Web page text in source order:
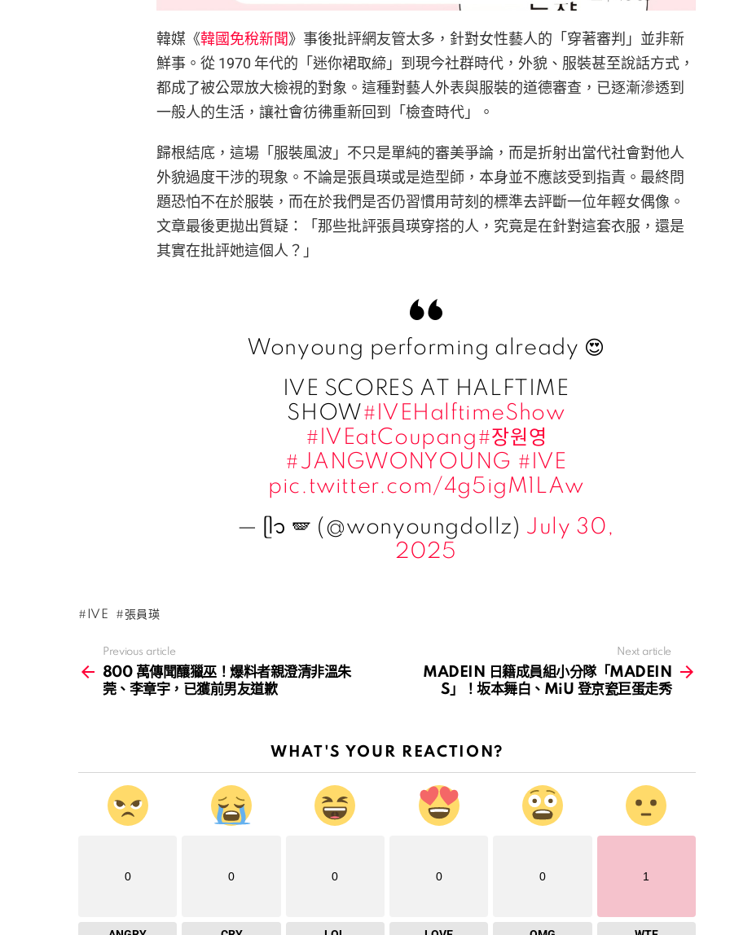
韓媒《韓國免稅新聞》事後批評網友管太多，針對女性藝人的「穿著審判」並非新
鮮事。從 1970 年代的「迷你裙取締」到現今社群時代，外貌、服裝甚至說話方式，
都成了被公眾放大檢視的對象。這種對藝人外表與服裝的道德審查，已逐漸滲透到
一般人的生活，讓社會彷彿重新回到「檢查時代」。
歸根結底，這場「服裝風波」不只是單純的審美爭論，而是折射出當代社會對他人
外貌過度干涉的現象。不論是張員瑛或是造型師，本身並不應該受到指責。最終問
題恐怕不在於服裝，而在於我們是否仍習慣用苛刻的標準去評斷一位年輕女偶像。
文章最後更拋出質疑：「那些批評張員瑛穿搭的人，究竟是在針對這套衣服，還是
其實在批評她這個人？」
Wonyoung performing already 😍
IVE SCORES AT HALFTIME
SHOW#IVEHalftimeShow
#IVEatCoupang#장원영
#JANGWONYOUNG #IVE
pic.twitter.com/4g5igM1LAw
— ᥫ᭡ 🪽 (@wonyoungdollz) July 30,
2025
IVE 張員瑛
more
Previous article
800 萬傳聞釀獵巫！爆料者親澄清非溫朱
莞、李章宇，已獲前男友道歉
Next article
MADEIN 日籍成員組小分隊「MADEIN
S」！坂本舞白、MiU 登京瓷巨蛋走秀
WHAT'S YOUR REACTION?
0 0 0 0 0 1